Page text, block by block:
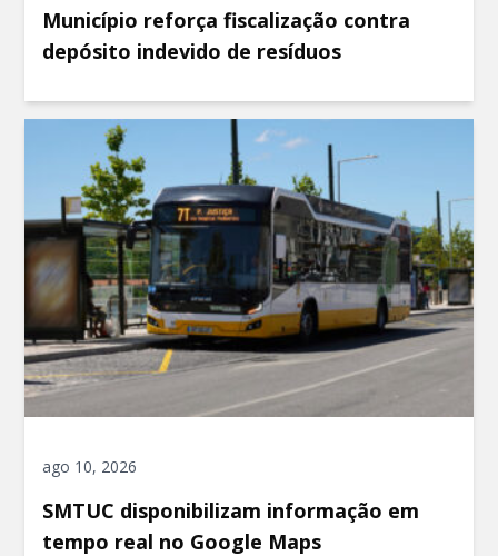
Município reforça fiscalização contra
depósito indevido de resíduos
ago 10, 2026
SMTUC disponibilizam informação em
tempo real no Google Maps